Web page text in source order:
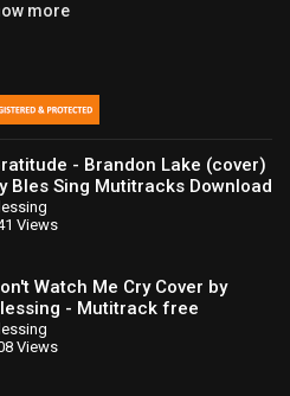
more
- Brandon Lake (cover)
Bles Sing Mutitracks Download
Views
Watch Me Cry Cover by
- Mutitrack free
Views